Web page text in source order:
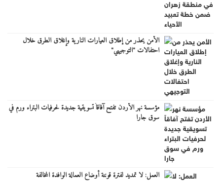
الأمن يحذر من إطلاق العيارات النارية وإغلاق الطرق خلال
احتفالات "التوجيهي"
مؤسسة نهر الأردن تفتح آفاقاً تسويقية جديدة لحرفيات البتراء ورم في
سوق جارا
العمل: لا تمديد لفترة قوننة أوضاع العمالة الوافدة المخالفة